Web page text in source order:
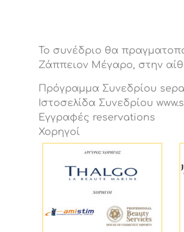
Το συνέδριο θα
Ζάππειον Μέγαρο, στην
Πρόγραμμα Συνεδρίου
Ιστοσελίδα Συνεδρίου
Εγγραφές reservations
Χορηγοί